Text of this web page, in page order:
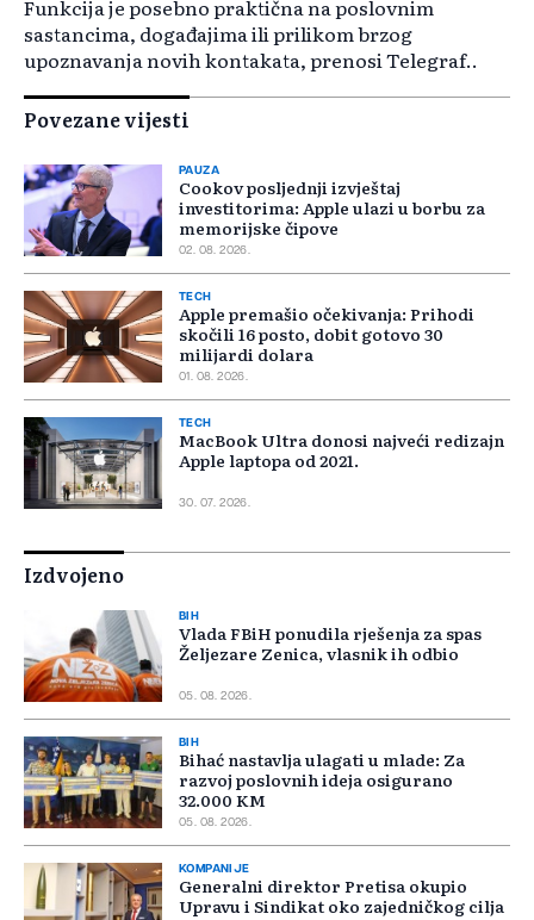
Funkcija je posebno praktična na poslovnim
sastancima, događajima ili prilikom brzog
upoznavanja novih kontakata, prenosi Telegraf..
Povezane vijesti
PAUZA
Cookov posljednji izvještaj
investitorima: Apple ulazi u borbu za
memorijske čipove
02. 08. 2026.
TECH
Apple premašio očekivanja: Prihodi
skočili 16 posto, dobit gotovo 30
milijardi dolara
01. 08. 2026.
TECH
MacBook Ultra donosi najveći redizajn
Apple laptopa od 2021.
30. 07. 2026.
Izdvojeno
BIH
Vlada FBiH ponudila rješenja za spas
Željezare Zenica, vlasnik ih odbio
05. 08. 2026.
BIH
Bihać nastavlja ulagati u mlade: Za
razvoj poslovnih ideja osigurano
32.000 KM
05. 08. 2026.
KOMPANIJE
Generalni direktor Pretisa okupio
Upravu i Sindikat oko zajedničkog cilja